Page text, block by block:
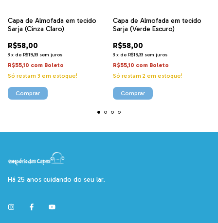
Capa de Almofada em tecido
Sarja (Cinza Claro)
R$58,00
3 x de R$19,33 sem juros
R$55,10 com Boleto
Só restam 3 em estoque!
Comprar
Capa de Almofada em tecido
Sarja (Verde Escuro)
R$58,00
3 x de R$19,33 sem juros
R$55,10 com Boleto
Só restam 2 em estoque!
Comprar
Há 25 anos cuidando do seu lar.